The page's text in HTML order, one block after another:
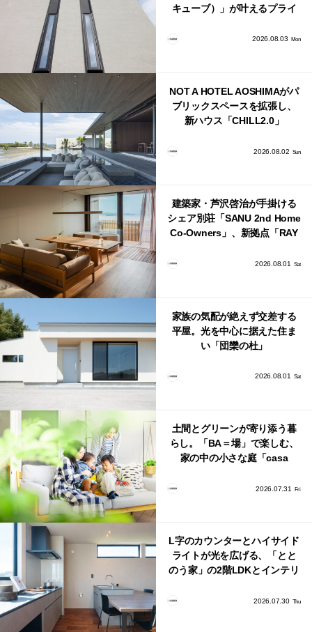
キューブ）」が叶えるプライ
2026.08.03 Mon
NOT A HOTEL AOSHIMAがパ
ブリックスペースを拡張し、
新ハウス「CHILL2.0」
2026.08.02 Sun
建築家・芦沢啓治が手掛ける
シェア別荘「SANU 2nd Home
Co-Owners」、新拠点「RAY
2026.08.01 Sat
家族の気配が絶えず交差する
平屋。光を中心に据えた住ま
い「団欒の杜」
2026.08.01 Sat
土間とグリーンが寄り添う暮
らし。「BA＝場」で楽しむ、
家の中の小さな庭「casa
2026.07.31 Fri
L字のカウンターとハイサイド
ライトが光を広げる、「とと
のう家」の2階LDKとインテリ
2026.07.30 Thu